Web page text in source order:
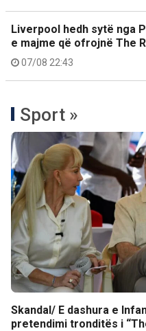
Liverpool hedh sytë nga
e majme që ofrojnë The
07/08 22:43
Sport »
Skandal/ E dashura e
pretendimi tronditës i